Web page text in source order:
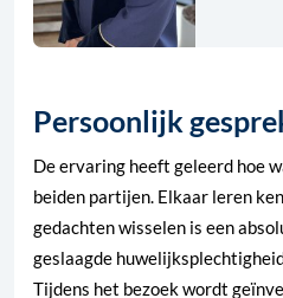
Persoonlijk
De ervaring heeft geleerd hoe
beiden partijen. Elkaar leren
gedachten wisselen is een
geslaagde
Tijdens het bezoek wordt